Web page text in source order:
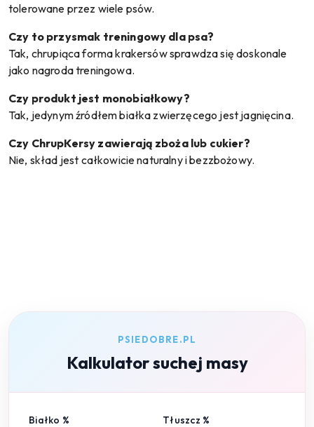
tolerowane przez wiele psów.
Czy to przysmak treningowy dla psa?
Tak, chrupiąca forma krakersów sprawdza się doskonale
jako nagroda treningowa.
Czy produkt jest monobiałkowy?
Tak, jedynym źródłem białka zwierzęcego jest jagnięcina.
Czy ChrupKersy zawierają zboża lub cukier?
Nie, skład jest całkowicie naturalny i bezzbożowy.
PSIEDOBRE.PL
Kalkulator suchej masy
Białko % Tłuszcz %